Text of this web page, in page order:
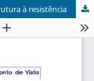
à resistência